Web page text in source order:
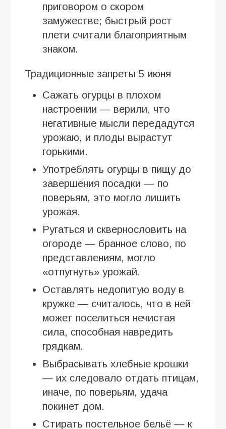
приговором о скором
замужестве; быстрый рост
плети считали благоприятным
знаком.
Традиционные запреты 5 июня
Сажать огурцы в плохом
настроении — верили, что
негативные мысли передадутся
урожаю, и плоды вырастут
горькими.
Употреблять огурцы в пищу до
завершения посадки — по
поверьям, это могло лишить
урожая.
Ругаться и сквернословить на
огороде — бранное слово, по
представлениям, могло
«отпугнуть» урожай.
Оставлять недопитую воду в
кружке — считалось, что в ней
может поселиться нечистая
сила, способная навредить
грядкам.
Выбрасывать хлебные крошки
— их следовало отдать птицам,
иначе, по поверьям, удача
покинет дом.
Стирать постельное бельё — к